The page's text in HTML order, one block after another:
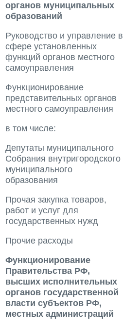
органов муниципальных
образований
Руководство и управление в
сфере установленных
функций органов местного
самоуправления
Функционирование
представительных органов
местного самоуправления
в том числе:
Депутаты муниципального
Собрания внутригородского
муниципального
образования
Прочая закупка товаров,
работ и услуг для
государственных нужд
Прочие расходы
Функционирование
Правительства РФ,
высших исполнительных
органов государственной
власти субъектов РФ,
местных администраций